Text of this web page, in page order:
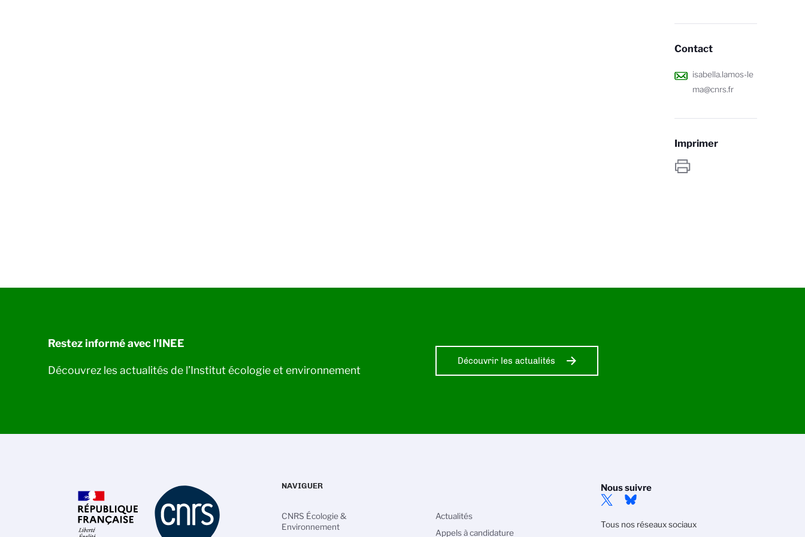
Contact
isabella.lamos-le
ma@cnrs.fr
Imprimer
Restez informé avec l'INEE
Découvrez les actualités de l’Institut écologie et environnement
Découvrir les actualités
Nous suivre
Tous nos réseaux sociaux
NAVIGUER
CNRS Écologie &
Environnement
Actualités
Appels à candidature
des cookies
de gestion des cookies du CNRS est élaborée en
avec sa mission de recherche scientifique. Ce
l’information sur les cookies qu’il utilise et le